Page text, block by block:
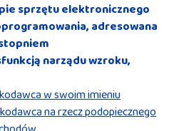
sprzętu elektronicznego
adresowana
narządu wzroku,
w swoim imieniu
na rzecz podopiecznego